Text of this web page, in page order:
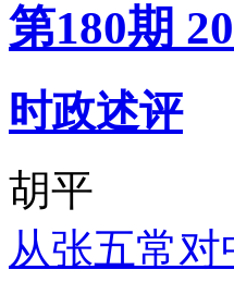
第180期
时政述评
胡平
从张五常